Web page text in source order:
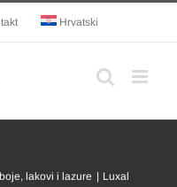
Hrvatski
lakovi i lazure Luxal